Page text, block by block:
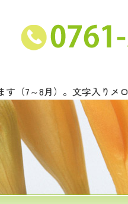
（7～8月）。文字入りメ